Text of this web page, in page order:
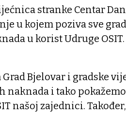
stranke Centar
u kojem poziva sve
u korist Udruge
Grad Bjelovar i gradske
naknada i tako
našoj zajednici.